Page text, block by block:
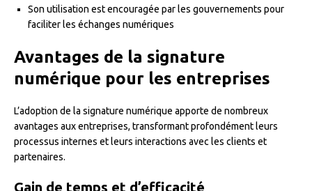
Son utilisation est encouragée par les gouvernements pour
faciliter les échanges numériques
Avantages de la signature
numérique pour les entreprises
L’adoption de la signature numérique apporte de nombreux
avantages aux entreprises, transformant profondément leurs
processus internes et leurs interactions avec les clients et
partenaires.
Gain de temps et d’efficacité